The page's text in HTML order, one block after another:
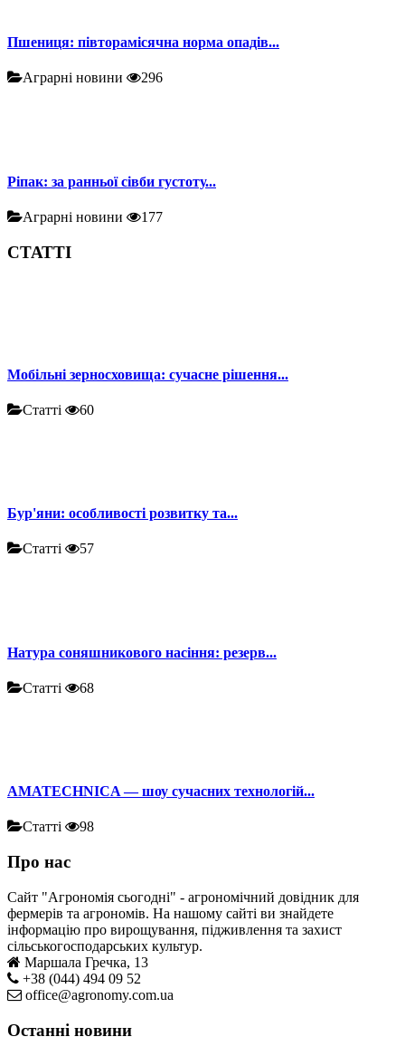
Пшениця: півторамісячна норма опадів...
Аграрні новини 296
Ріпак: за ранньої сівби густоту...
Аграрні новини 177
СТАТТІ
Мобільні зерносховища: сучасне рішення...
Статті 60
Бур'яни: особливості розвитку та...
Статті 57
Натура соняшникового насіння: резерв...
Статті 68
AMATECHNICA — шоу сучасних технологій...
Статті 98
Про нас
Сайт "Агрономія сьогодні" - агрономічний довідник для
фермерів та агрономів. На нашому сайті ви знайдете
інформацію про вирощування, підживлення та захист
сільськогосподарських культур.
Маршала Гречка, 13
+38 (044) 494 09 52
office@agronomy.com.ua
Останні новини